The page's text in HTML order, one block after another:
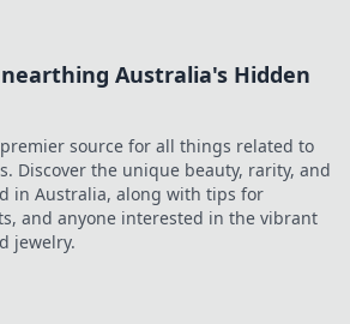
Australia's Hidden
source for all things related to
Discover the unique beauty, rarity, and
in Australia, along with tips for
and anyone interested in the vibrant
jewelry.